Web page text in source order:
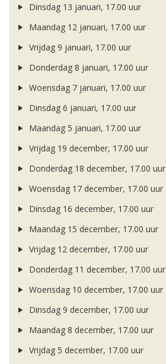
Dinsdag 13 januari, 17.00 uur
Maandag 12 januari, 17.00 uur
Vrijdag 9 januari, 17.00 uur
Donderdag 8 januari, 17.00 uur
Woensdag 7 januari, 17.00 uur
Dinsdag 6 januari, 17.00 uur
Maandag 5 januari, 17.00 uur
Vrijdag 19 december, 17.00 uur
Donderdag 18 december, 17.00 uur
Woensdag 17 december, 17.00 uur
Dinsdag 16 december, 17.00 uur
Maandag 15 december, 17.00 uur
Vrijdag 12 december, 17.00 uur
Donderdag 11 december, 17.00 uur
Woensdag 10 december, 17.00 uur
Dinsdag 9 december, 17.00 uur
Maandag 8 december, 17.00 uur
Vrijdag 5 december, 17.00 uur